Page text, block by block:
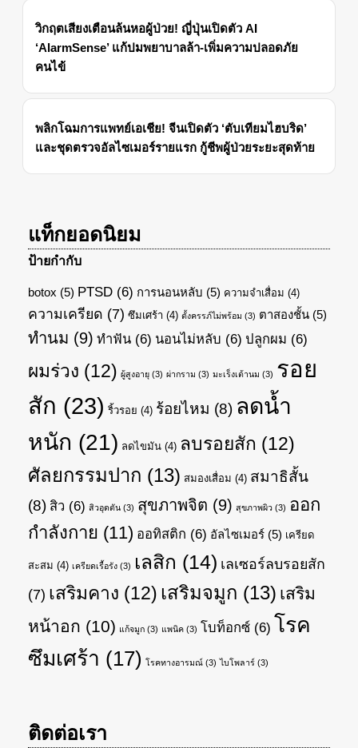
วิกฤตเสียงเตือนล้นหอผู้ป่วย! ญี่ปุ่นเปิดตัว AI
‘AlarmSense’ แก้ปมพยาบาลล้า-เพิ่มความปลอดภัย
คนไข้
พลิกโฉมการแพทย์เอเชีย! จีนเปิดตัว ‘ตับเทียมไฮบริด’
และชุดตรวจอัลไซเมอร์รายแรก กู้ชีพผู้ป่วยระยะสุดท้าย
แท็กยอดนิยม
ป้ายกำกับ
botox (5) PTSD (6) การนอนหลับ (5) ความจำเสื่อม (4)
ความเครียด (7) ซึมเศร้า (4) ตั้งครรภ์ไม่พร้อม (3) ตาสองชั้น (5)
ทำนม (9) ทำฟัน (6) นอนไม่หลับ (6) ปลูกผม (6)
ผมร่วง (12) ผู้สูงอายุ (3) ผ่ากราม (3) มะเร็งเต้านม (3) รอย
สัก (23) ริ้วรอย (4) ร้อยไหม (8) ลดน้ำ
หนัก (21) ลดไขมัน (4) ลบรอยสัก (12)
ศัลยกรรมปาก (13) สมองเสื่อม (4) สมาธิสั้น
(8) สิว (6) สิวอุดตัน (3) สุขภาพจิต (9) สุขภาพผิว (3) ออก
กำลังกาย (11) ออทิสติก (6) อัลไซเมอร์ (5) เครียด
สะสม (4) เครียดเรื้อรัง (3) เลสิก (14) เลเซอร์ลบรอยสัก
(7) เสริมคาง (12) เสริมจมูก (13) เสริม
หน้าอก (10) แก้จมูก (3) แพนิค (3) โบท็อกซ์ (6) โรค
ซึมเศร้า (17) โรคทางอารมณ์ (3) ไบโพลาร์ (3)
ติดต่อเรา